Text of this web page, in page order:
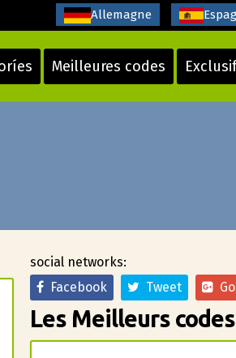
Meilleures codes
Allemagne
social networks:
Facebook
Tweet
Les Meilleurs